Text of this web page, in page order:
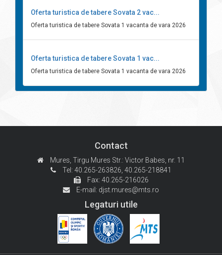
Oferta turistica de tabere Sovata 2 vac...
Oferta turistica de tabere Sovata 1 vacanta de vara 2026
Oferta turistica de tabere Sovata 1 vac...
Oferta turistica de tabere Sovata 1 vacanta de vara 2026
Contact
Mures, Tirgu Mures Str.: Victor Babes, nr. 11
Tel: 40.265-263826, 40.265-218841
Fax: 40.265-216026
E-mail: djst.mures@mts.ro
Legaturi utile